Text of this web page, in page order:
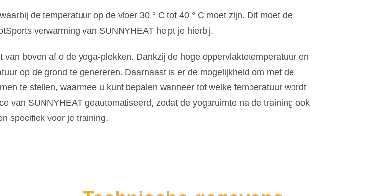
de temperatuur op de vloer 30 ° C tot 40 ° C moet zijn. Dit moet de
verwarming van SUNNYHEAT helpt je hierbij.
boven af o de yoga-plekken. Dankzij de hoge oppervlaktetemperatuur en
op de grond te genereren. Daarnaast is er de mogelijkheid om met de
te stellen, waarmee u kunt bepalen wanneer tot welke temperatuur wordt
van SUNNYHEAT geautomatiseerd, zodat de yogaruimte na de training ook
specifiek voor je training.